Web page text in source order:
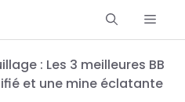
: Les 3 meilleures BB
et une mine éclatante